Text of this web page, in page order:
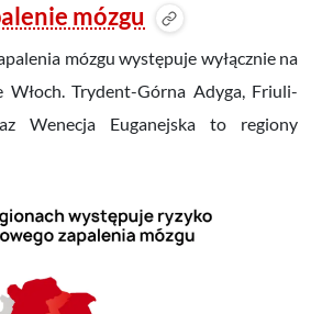
mózgu
mózgu występuje wyłącznie na
Włoch. Trydent-Górna Adyga, Friuli-
Wenecja Euganejska to regiony